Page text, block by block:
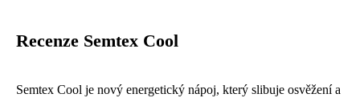
Recenze Semtex Cool
Semtex Cool je nový energetický nápoj, který slibuje osvěžení a